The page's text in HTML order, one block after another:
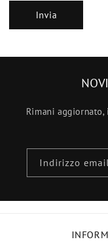
Invia
Rimani
Indirizzo